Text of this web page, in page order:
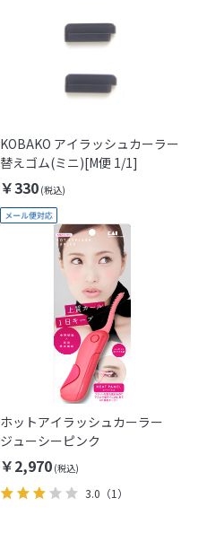
KOBAKO アイラッシュカーラー
替えゴム(ミニ)[M便 1/1]
￥330
ホットアイラッシュカーラー
ジューシーピンク
￥2,970
3.0 （1）